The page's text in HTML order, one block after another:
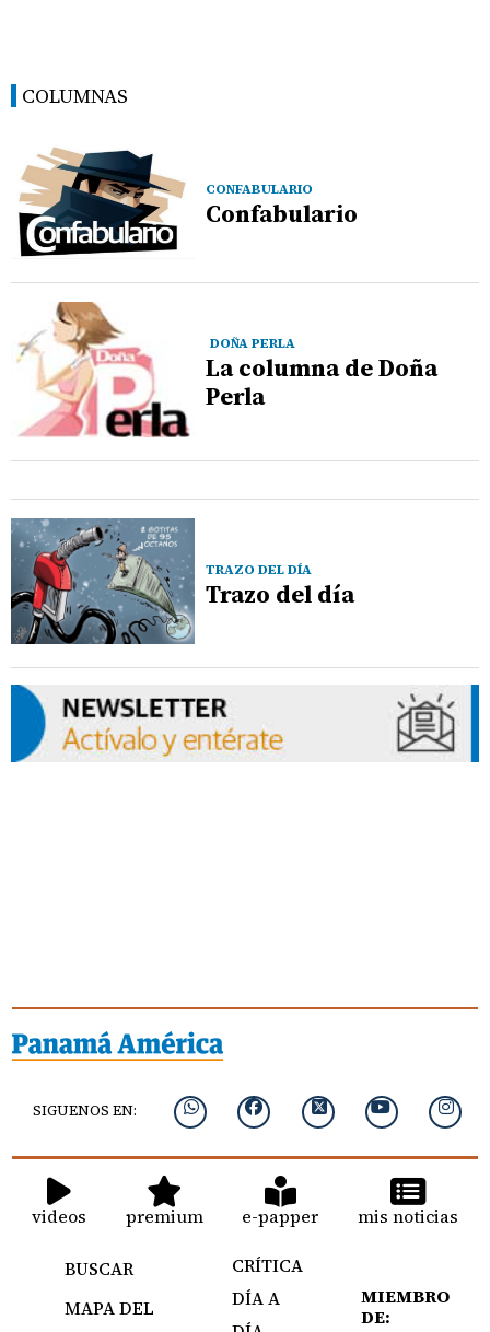
COLUMNAS
CONFABULARIO
Confabulario
DOÑA PERLA
La columna de Doña
Perla
TRAZO DEL DÍA
Trazo del día
SIGUENOS EN:
videos premium e-papper mis noticias
BUSCAR
MAPA DEL
CRÍTICA
DÍA A
MIEMBRO
DE: